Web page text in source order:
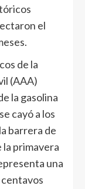
el
de la
(AAA)
la gasolina
cayó a los
barrera de
la primavera
una